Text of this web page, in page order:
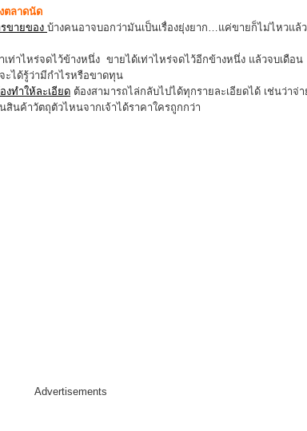
ตลาดนัด
ขายของ บ้างคนอาจบอกว่ามันเป็นเรื่องยุ่งยาก…แค่ขายก็ไม่ไหวแล้
เท่าไหร่จดไว้ข้างหนึ่ง ขายได้เท่าไหร่จดไว้อีกข้างหนึ่ง แล้วจบเดือน
ะได้รู้ว่ามีกำไรหรือขาดทุน
ทำให้ละเอียด ต้องสามารถไล่กลับไปได้ทุกรายละเอียดได้ เช่นว่าจ่า
สินค้าวัตถุตัวไหนจากเจ้าได้ราคาใครถูกกว่า
Advertisements